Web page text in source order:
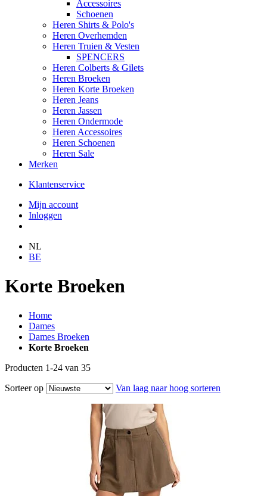
Accessoires
Schoenen
Heren Shirts & Polo's
Heren Overhemden
Heren Truien & Vesten
SPENCERS
Heren Colberts & Gilets
Heren Broeken
Heren Korte Broeken
Heren Jeans
Heren Jassen
Heren Ondermode
Heren Accessoires
Heren Schoenen
Heren Sale
Merken
Klantenservice
Mijn account
Inloggen
NL
BE
Korte Broeken
Home
Dames
Dames Broeken
Korte Broeken
Producten 1-24 van 35
Sorteer op
Van laag naar hoog sorteren